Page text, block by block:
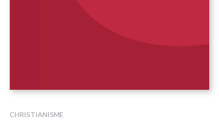
CHRISTIANISME